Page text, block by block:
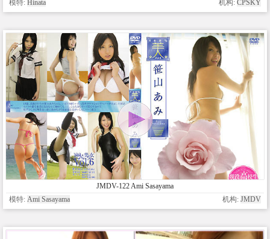
模特: Hinata 机构: CPSKY
JMDV-122 Ami Sasayama
模特: Ami Sasayama 机构: JMDV